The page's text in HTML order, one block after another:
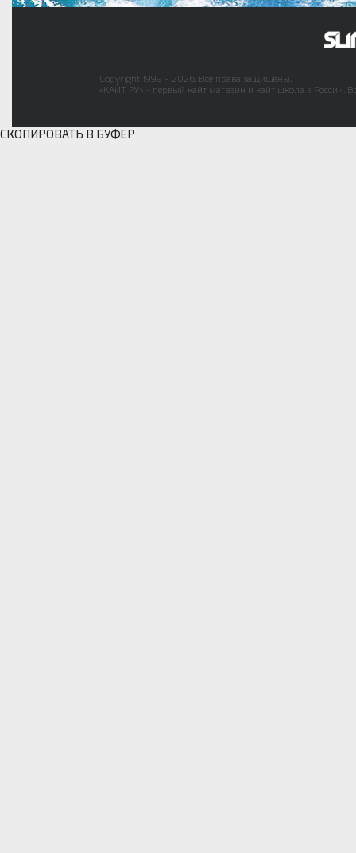
Copyright 1999 - 2026. Все права защищены.
«КАЙТ РУ» - первый кайт магазин и кайт школа в России.
СКОПИРОВАТЬ В БУФЕР